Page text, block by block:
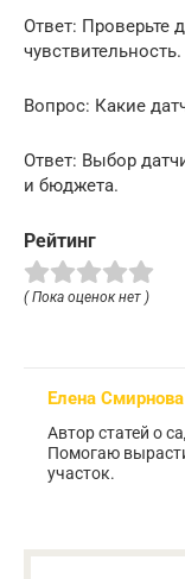
Ответ: Проверьте
чувствительность.
Вопрос: Какие
Ответ: Выбор
и бюджета.
Рейтинг
( Пока оценок нет )
Елена Смирнова
Автор статей о
Помогаю
участок.